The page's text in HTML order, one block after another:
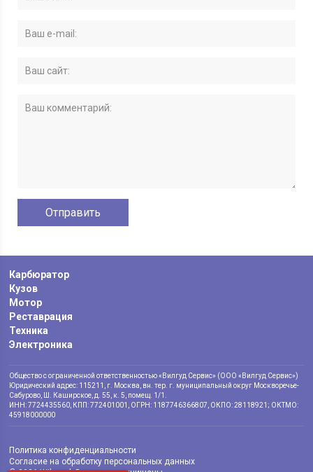
Карбюратор
Кузов
Мотор
Реставрация
Техника
Электроника
Общество с ограниченной ответственностью «Вилгуд Сервис» (ООО «Вилгуд Сервис»)
Юридический адрес: 115211, г. Москва, вн. тер. г. муниципальный округ Москворечье-
Сабурово, Ш. Каширское, д. 55, к. 5, помещ. 1/1.
ИНН: 7724435560, КПП: 772401001, ОГРН: 1187746366807, ОКПО: 28118921; ОКТМО:
45918000000
Политика конфиденциальности
Согласие на обработку персональных данных